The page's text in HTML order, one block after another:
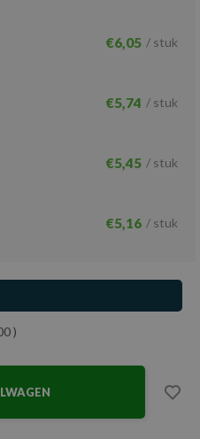
€6,05 / stuk
€5,74 / stuk
€5,45 / stuk
€5,16 / stuk
)